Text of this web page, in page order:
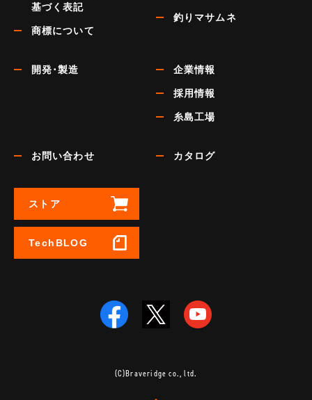
基づく表記
商標について
釣りマサムネ
開発･製造 企業情報
採用情報
糸島工場
お問い合わせ カタログ
ストア
TechBLOG
(C)Braveridge co., ltd.